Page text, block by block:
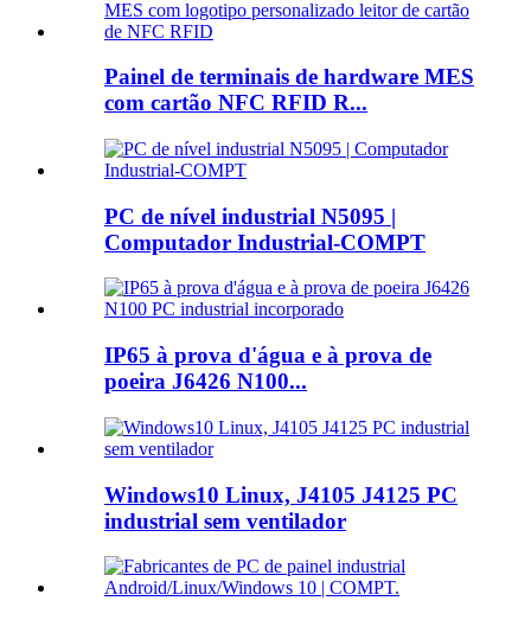
Painel de terminais de hardware MES
com cartão NFC RFID R...
PC de nível industrial N5095 |
Computador Industrial-COMPT
IP65 à prova d'água e à prova de
poeira J6426 N100...
Windows10 Linux, J4105 J4125 PC
industrial sem ventilador